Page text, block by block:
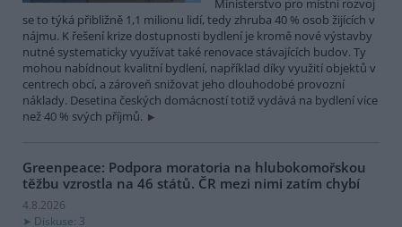
Ministerstvo pro místní rozvoj
se to týká přibližně 1,1 milionu lidí, tedy zhruba 40 % osob žijících v
nájmu. K řešení krize dostupnosti bydlení je kromě nové výstavby
nutné systematicky využívat také renovace stávajících budov. Ty
mohou nabídnout kvalitní bydlení, například díky využití objektů v
centrech obcí, a zároveň snižovat jeho dlouhodobé provozní
náklady. Desetina českých domácností totiž vydává na bydlení více
než 40 % svých příjmů.
Greenpeace: Podpora moratoria na hlubokomořskou
těžbu vzrostla na 46 států. ČR mezi nimi zatím chybí
4.8.2026
Diskuse: 3